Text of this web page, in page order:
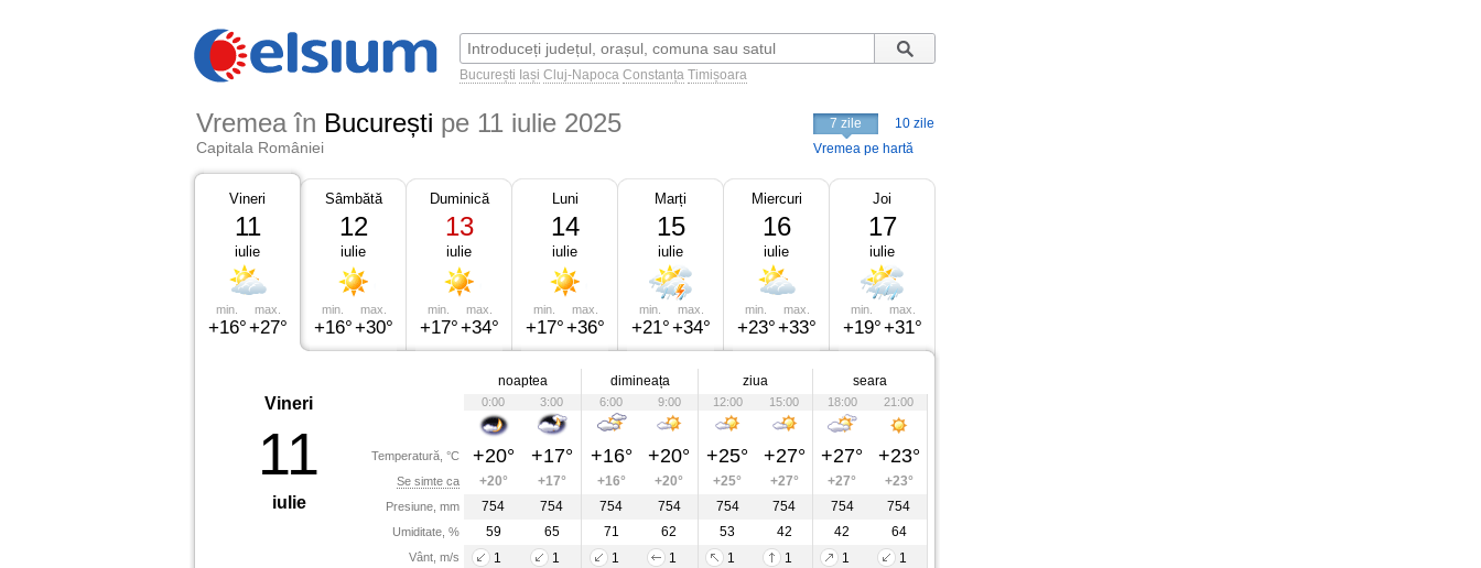
București Iași Cluj-Napoca Constanța Timișoara
Vremea în București pe 11 iulie 2025
Capitala României
7 zile
10 zile
Vremea pe hartă
Vineri
11
iulie
min.
+16°
max.
+27°
Sâmbătă
12
iulie
min.
+16°
max.
+30°
Duminică
13
iulie
min.
+17°
max.
+34°
Luni
14
iulie
min.
+17°
max.
+36°
Marți
15
iulie
min.
+21°
max.
+34°
Miercuri
16
iulie
min.
+23°
max.
+33°
Joi
17
iulie
min.
+19°
max.
+31°
Vineri
11
iulie
Temperatură, °C
Se simte ca
Presiune, mm
Umiditate, %
Vânt, m/s
noaptea dimineața ziua seara
0:00 3:00 6:00 9:00 12:00 15:00 18:00 21:00
+20° +17° +16° +20° +25° +27° +27° +23°
+20° +17° +16° +20° +25° +27° +27°
+23°
754
754 754 754 754 754 754
754
59
65 71 62 53 42 42
64
1
1 1 1 1 1 1
1